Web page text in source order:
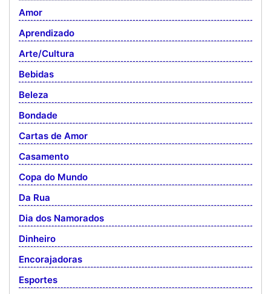
Amor
Aprendizado
Arte/Cultura
Bebidas
Beleza
Bondade
Cartas de Amor
Casamento
Copa do Mundo
Da Rua
Dia dos Namorados
Dinheiro
Encorajadoras
Esportes